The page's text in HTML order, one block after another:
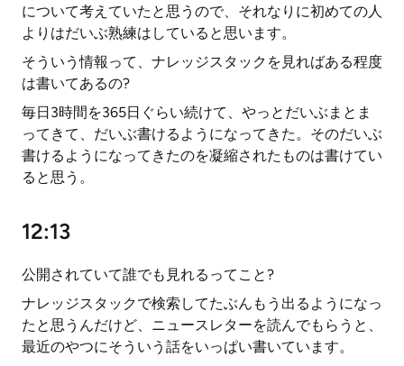
について考えていたと思うので、それなりに初めての人
よりはだいぶ熟練はしていると思います。
そういう情報って、ナレッジスタックを見ればある程度
は書いてあるの?
毎日3時間を365日ぐらい続けて、やっとだいぶまとま
ってきて、だいぶ書けるようになってきた。そのだいぶ
書けるようになってきたのを凝縮されたものは書けてい
ると思う。
12:13
公開されていて誰でも見れるってこと?
ナレッジスタックで検索してたぶんもう出るようになっ
たと思うんだけど、ニュースレターを読んでもらうと、
最近のやつにそういう話をいっぱい書いています。